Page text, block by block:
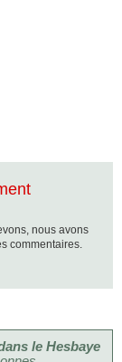
nous avons
commentaires.
le Hesbaye